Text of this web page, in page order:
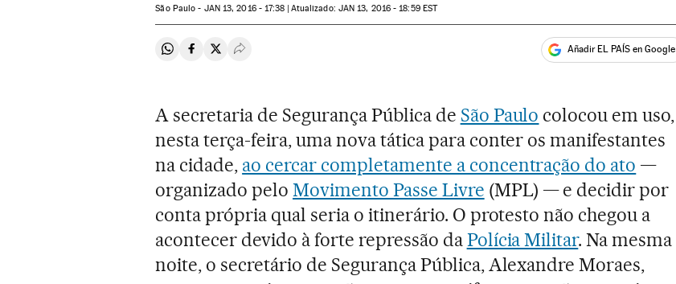
São Paulo - JAN13, 2016 - 17:38 atualizado: JAN 13, 2016 - 18:59EST
Compartir en Whatsapp
Compartir en Facebook
Compartir en Twitter
Desplegar Redes Sociales Añadir EL PAÍS en Google
A secretaria de Segurança Pública de São Paulo colocou em uso,
nesta terça-feira, uma nova tática para conter os manifestantes
na cidade, ao cercar completamente a concentração do ato —
organizado peloMovimento Passe Livre (MPL) — e decidir por
conta própria qual seria o itinerário. O protesto não chegou a
acontecer devido à forte repressão daPolícia Militar. Na mesma
noite, o secretário de Segurança Pública, Alexandre Moraes,